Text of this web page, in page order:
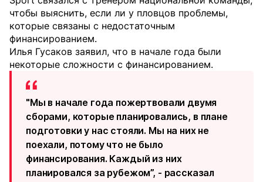
чтобы выяснить, если ли у пловцов проблемы,
которые связаны с недостаточным
финансированием.
Илья Гусаков заявил, что в начале года были
некоторые сложности с финансированием.
"Мы в начале года пожертвовали двумя
сборами, которые планировались, в плане
подготовки у нас стояли. Мы на них не
поехали, потому что не было
финансирования. Каждый из них
планировался за рубежом”, - рассказал